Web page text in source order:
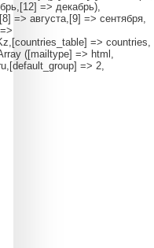
=> декабрь),
=> августа,[9] => сентября,
=> countries,
([mailtype] => html,
=> 2,